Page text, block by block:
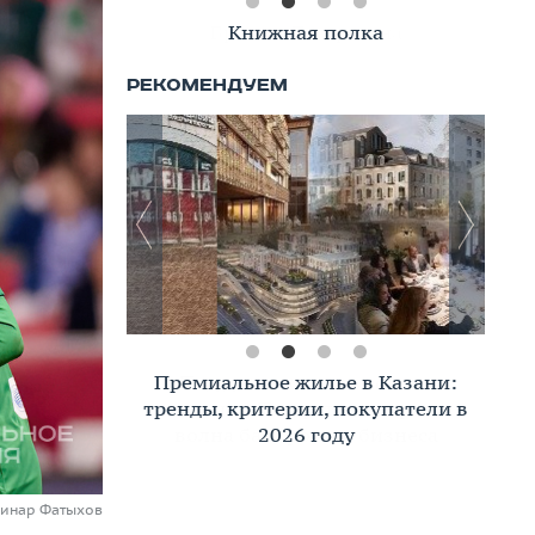
Фатыхов
Книжная полка
Премиальное жилье в Казани:
тренды, критерии, покупатели в
2026 году